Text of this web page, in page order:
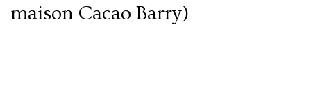
maison Cacao Barry)